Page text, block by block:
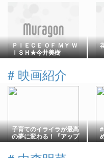
ＰＩＥＣＥ ＯＦ ＭＹ Ｗ
ＩＳＨ★今井美樹
# 映画紹介
子育てのイライラが最高
の夢に変わる！『アップ
タウン・ガールズ』が教